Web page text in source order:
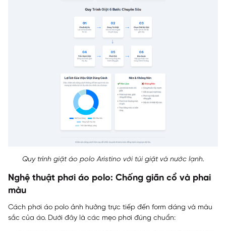
Quy trình giặt áo polo Aristino với túi giặt và nước lạnh.
Nghệ thuật phơi áo polo: Chống giãn cổ và phai
màu
Cách phơi áo polo ảnh hưởng trực tiếp đến form dáng và màu
sắc của áo. Dưới đây là các mẹo phơi đúng chuẩn: